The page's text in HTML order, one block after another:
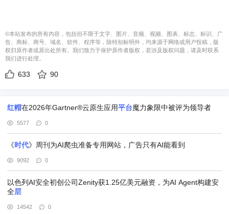
©本站发布的所有内容，包括但不限于文字、图片、音频、视频、图表、标志、标识、广
告、商标、商号、域名、软件、程序等，除特别标明外，均来源于网络或用户投稿，版
权归原作者或原出处所有。我们致力于保护原作者版权，若涉及版权问题，请及时联系
我们进行处理。
633 90
红帽在2026年Gartner®云原生应用平台魔力象限中被评为领导者
5577 0
《时代》周刊为AI爬虫准备专用网站，广告只有AI能看到
9092 0
以色列AI安全初创公司Zenity获1.25亿美元融资，为AI Agent构建安
全层
14542 0